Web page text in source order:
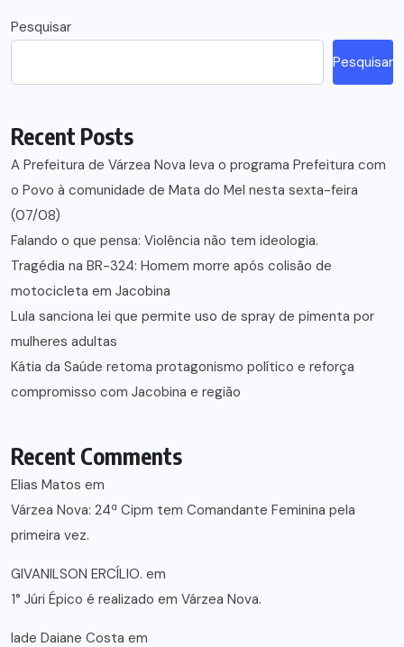
Pesquisar
Pesquisar
Recent Posts
A Prefeitura de Várzea Nova leva o programa Prefeitura com
o Povo à comunidade de Mata do Mel nesta sexta-feira
(07/08)
Falando o que pensa: Violência não tem ideologia.
Tragédia na BR-324: Homem morre após colisão de
motocicleta em Jacobina
Lula sanciona lei que permite uso de spray de pimenta por
mulheres adultas
Kátia da Saúde retoma protagonismo político e reforça
compromisso com Jacobina e região
Recent Comments
Elias Matos em
Várzea Nova: 24ª Cipm tem Comandante Feminina pela
primeira vez.
GIVANILSON ERCÍLIO. em
1° Júri Épico é realizado em Várzea Nova.
lade Daiane Costa em